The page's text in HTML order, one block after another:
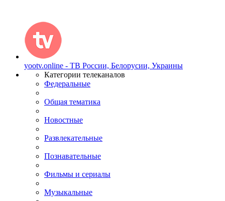
yootv.online - ТВ России, Белорусии, Украины
Категории телеканалов
Федеральные
Общая тематика
Новостные
Развлекательные
Познавательные
Фильмы и сериалы
Музыкальные